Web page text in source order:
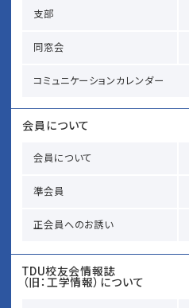
支部
同窓会
コミュニケーションカレンダー
会員について
会員について
準会員
正会員へのお誘い
TDU校友会情報誌
（旧：工学情報）について